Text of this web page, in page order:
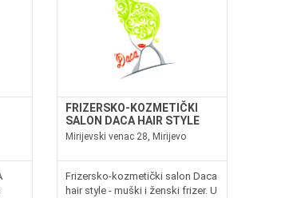
FRIZERSKO-KOZMETIČKI
SALON DACA HAIR STYLE
Mirijevski venac 28, Mirijevo
Frizersko-kozmetički salon Daca
hair style - muški i ženski frizer. U